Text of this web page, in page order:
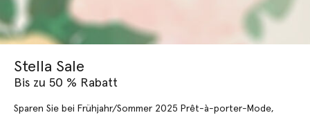
Stella Sale
Bis zu 50 % Rabatt
Sparen Sie bei Frühjahr/Sommer 2025 Prêt-à-porter-Mode,